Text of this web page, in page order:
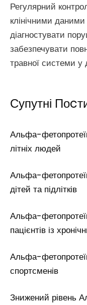
Регулярний
клінічними
діагностувати
забезпечувати
травної системи у
Супутні
Альфа-
літніх людей
Альфа-
дітей та підлітків
Альфа-
пацієнтів із
Альфа-
спортсменів
Знижений рівень